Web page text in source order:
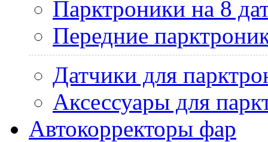
Парктроники на 8
Передние
Датчики для
Аксессуары для
Автокорректоры фар